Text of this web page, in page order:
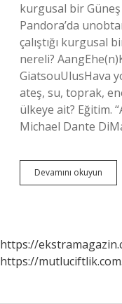
kurgusal bir Güneş
Pandora’da
çalıştığı kurgusal
nereli?
GiatsouUlusHava
ateş, su, toprak,
ülkeye ait? Eğitim.
Michael Dante
Devamını okuyun
Dizisi
https://
https://